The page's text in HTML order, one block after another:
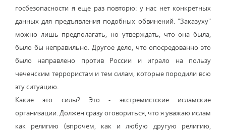
госбезопасности я еще раз повторю: у нас нет конкретных
данных для предъявления подобных обвинений. "Заказуху"
можно лишь предполагать, но утверждать, что она была,
было бы неправильно. Другое дело, что опосредованно это
было направлено против России и играло на пользу
чеченским террористам и тем силам, которые породили всю
эту ситуацию.
Какие это силы? Это - экстремистские исламские
организации. Должен сразу оговориться, что я уважаю ислам
как религию (впрочем, как и любую другую религию,